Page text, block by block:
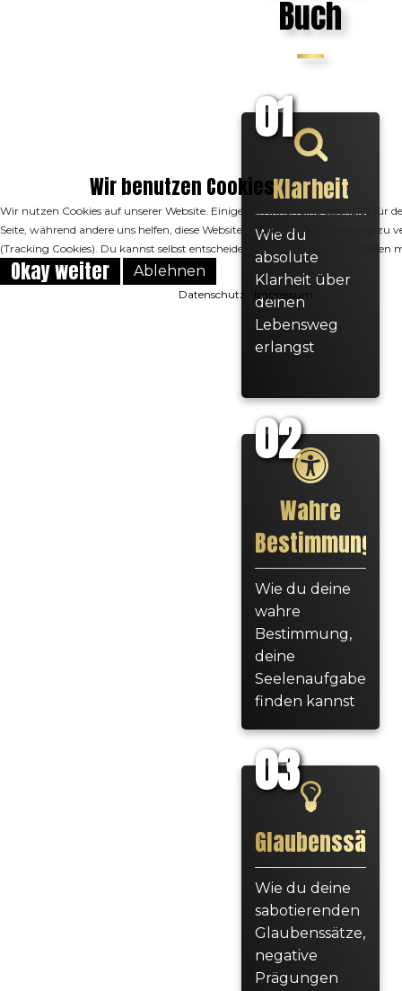
Buch
01
Klarheit
Wie du
absolute
Klarheit über
deinen
Lebensweg
erlangst
02
Wahre
Bestimmung
Wie du deine
wahre
Bestimmung,
deine
Seelenaufgabe
finden kannst
03
Glaubenssätze
Wie du deine
sabotierenden
Glaubenssätze,
negative
Prägungen
Wir benutzen Cookies
Wir nutzen Cookies auf unserer Website. Einige von ihnen sind essenziell für
Seite, während andere uns helfen, diese Website und die Nutzererfahrung zu
(Tracking Cookies). Du kannst selbst entscheiden, ob du die Cookies zulassen
Okay weiter Ablehnen
Datenschutz Impressum